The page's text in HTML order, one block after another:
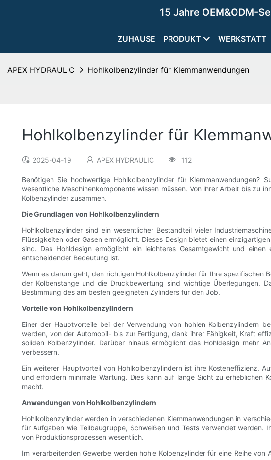
15 Jahre OEM&ODM-
ZUHAUSE PRODUKT WERKSTATT
APEX HYDRAULIC Hohlkolbenzylinder für Klemmanwendungen
Hohlkolbenzylinder für
2025-04-19 APEX HYDRAULIC 112
Benötigen Sie hochwertige Hohlkolbenzylinder für
wesentliche Maschinenkomponente wissen müssen. Von ihrer Arbeit bis zu
Kolbenzylinder zusammen.
Die Grundlagen von Hohlkolbenzylindern
Hohlkolbenzylinder sind ein wesentlicher Bestandteil vieler
Flüssigkeiten oder Gasen ermöglicht. Dieses Design bietet einen
sind. Das Hohldesign ermöglicht ein leichteres Gesamtgewicht und
entscheidender Bedeutung ist.
Wenn es darum geht, den richtigen Hohlkolbenzylinder für Ihre spezifischen
der Kolbenstange und die Druckbewertung sind wichtige Überlegungen.
Bestimmung des am besten geeigneten Zylinders für den Job.
Vorteile von Hohlkolbenzylindern
Einer der Hauptvorteile bei der Verwendung von hohlen Kolbenzylindern
werden, von der Automobil- bis zur Fertigung, dank ihrer Fähigkeit, Kraft
soliden Kolbenzylinder. Darüber hinaus ermöglicht das Hohldesign mehr
verbessern.
Ein weiterer Hauptvorteil von Hohlkolbenzylindern ist ihre Kosteneffizienz.
und erfordern minimale Wartung. Dies kann auf lange Sicht zu erheblichen
macht.
Anwendungen von Hohlkolbenzylindern
Hohlkolbenzylinder werden in verschiedenen Klemmanwendungen in
für Aufgaben wie Teilbaugruppe, Schweißen und Tests verwendet werden.
von Produktionsprozessen wesentlich.
Im verarbeitenden Gewerbe werden hohle Kolbenzylinder für eine Reihe